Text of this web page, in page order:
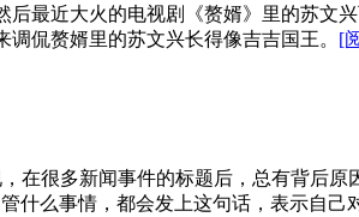
最近大火的电视剧《赘婿》里的苏文
侃赘婿里的苏文兴长得像吉吉国王。 [
在很多新闻事件的标题后，总有背后
什么事情，都会发上这句话，表示自